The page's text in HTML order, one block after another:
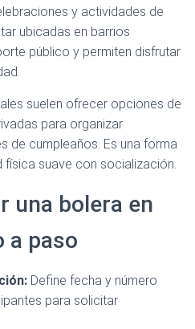
y actividades de
ubicadas en barrios
público y permiten disfrutar
suelen ofrecer opciones de
para organizar
de cumpleaños. Es una forma
suave con socialización.
una bolera en
a paso
Define fecha y número
para solicitar